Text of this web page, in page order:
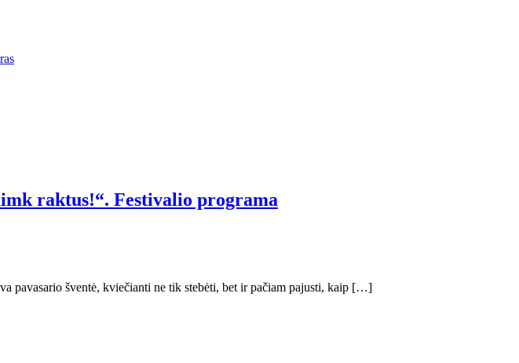
raktus!“. Festivalio programa
pavasario šventė, kviečianti ne tik stebėti, bet ir pačiam pajusti, kaip […]